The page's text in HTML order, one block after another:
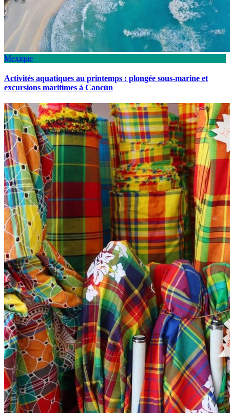
Mexique
Activités aquatiques au printemps : plongée sous-marine et
excursions maritimes à Cancún